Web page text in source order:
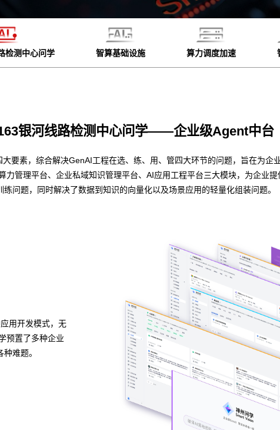
检测中心问学 智算基础设施 算力调度加速
银河线路检测中心问学——企业级Agent中台
要素，综合解决GenAI工程在选、练、用、管四大环节的问题，旨在为企
力管理平台、企业私域知识管理平台、AI应用工程平台三大模块，为企业
问题，同时解决了数据到知识的向量化以及场景应用的轻量化组装问题。
用开发模式，无
预置了多种企业
难题。
异构算力统一纳管
模型算力全面优化
6163银河线路检测中心问学支持信创/非信创、多品牌CPU
构多端算力的统一管理，解决大模型算力技术瓶颈，可根
片类型，弹性调度，提高关键核心算力GPU使用效率。
预约专家咨询 >>